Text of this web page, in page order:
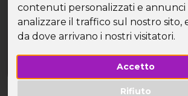
contenuti personalizzati e annunci
analizzare il traffico sul nostro sito,
da dove arrivano i nostri visitatori.
Accetto
Rifiuto
Se parti con Speed Vacanze
trascorrere una piacevole vacanza
single!